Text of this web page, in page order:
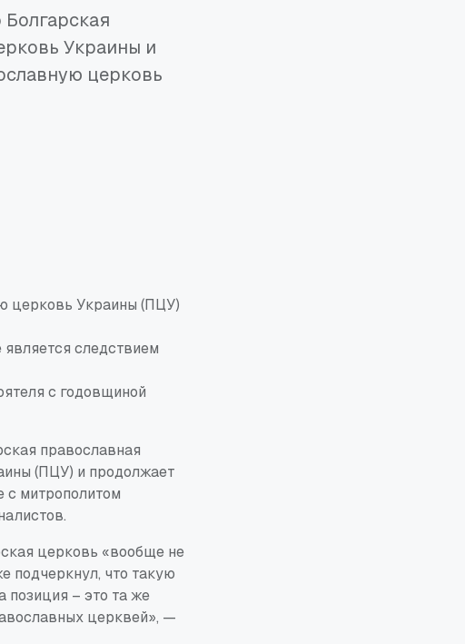
Украины и
церковь
церковь Украины (ПЦУ)
следствием
с годовщиной
православная
(ПЦУ) и продолжает
с митрополитом
церковь «вообще не
подчеркнул, что такую
позиция – это та же
церквей», —